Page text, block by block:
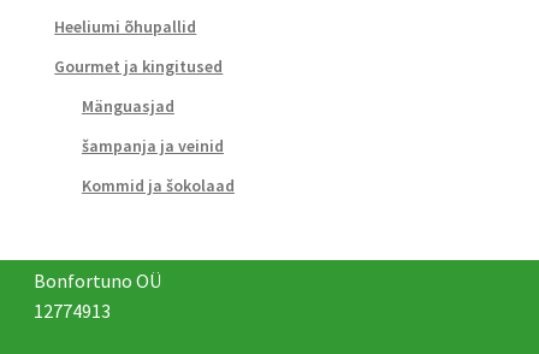
Heeliumi õhupallid
Gourmet ja kingitused
Mänguasjad
šampanja ja veinid
Kommid ja šokolaad
Bonfortuno OÜ
12774913